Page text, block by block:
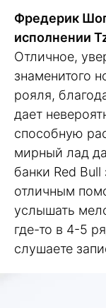
Фредерик
исполнении
Отличное,
знаменитого
рояля,
дает
способную
мирный лад
банки Red
отличным
услышать
где-то в 4-5
слушаете